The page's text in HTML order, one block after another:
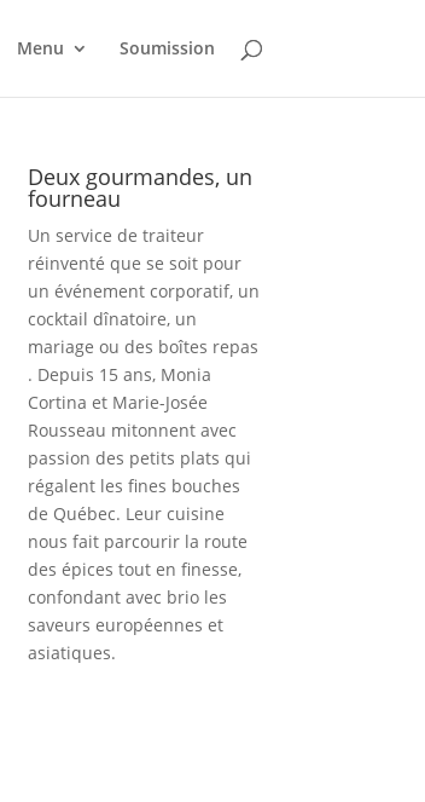
Menu Soumission
Deux gourmandes, un
fourneau
Un service de traiteur
réinventé que se soit pour
un événement corporatif, un
cocktail dînatoire, un
mariage ou des boîtes repas
. Depuis 15 ans, Monia
Cortina et Marie-Josée
Rousseau mitonnent avec
passion des petits plats qui
régalent les fines bouches
de Québec. Leur cuisine
nous fait parcourir la route
des épices tout en finesse,
confondant avec brio les
saveurs européennes et
asiatiques.